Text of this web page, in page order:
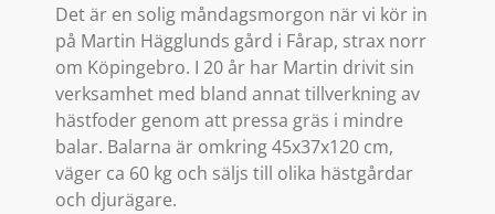
Det är en solig måndagsmorgon när vi kör in
på Martin Hägglunds gård i Fårap, strax norr
om Köpingebro. I 20 år har Martin drivit sin
verksamhet med bland annat tillverkning av
hästfoder genom att pressa gräs i mindre
balar. Balarna är omkring 45x37x120 cm,
väger ca 60 kg och säljs till olika hästgårdar
och djurägare.